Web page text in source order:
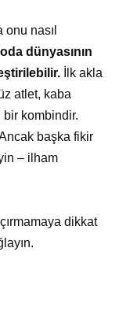
nasıl
dünyasının
İlk akla
atlet, kaba
bir kombindir.
başka fikir
– ilham
dikkat